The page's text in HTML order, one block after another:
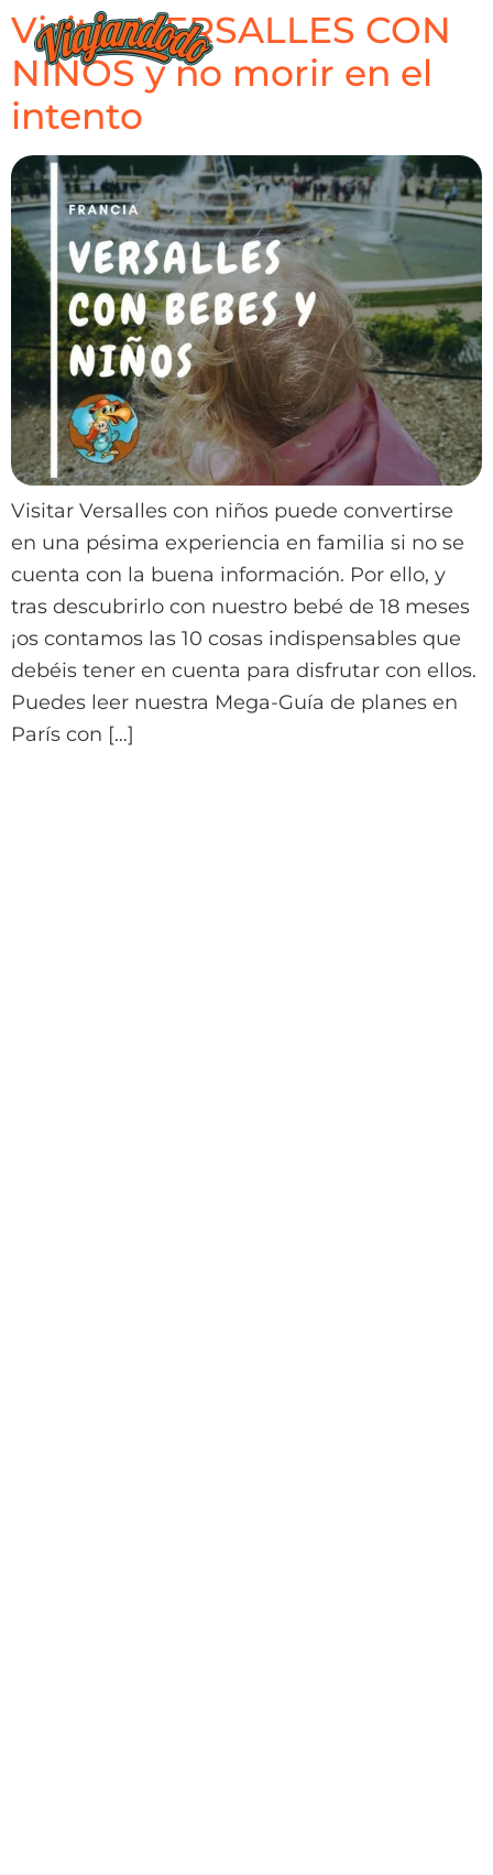
Visitar VERSALLES CON
NIÑOS y no morir en el
intento
Visitar Versalles con niños puede convertirse
en una pésima experiencia en familia si no se
cuenta con la buena información. Por ello, y
tras descubrirlo con nuestro bebé de 18 meses
¡os contamos las 10 cosas indispensables que
debéis tener en cuenta para disfrutar con ellos.
Puedes leer nuestra Mega-Guía de planes en
París con […]